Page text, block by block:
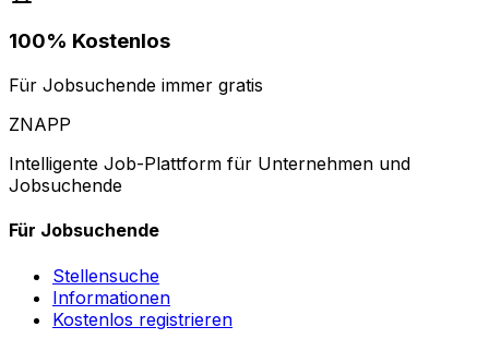
100% Kostenlos
Für Jobsuchende immer gratis
ZNAPP
Intelligente Job-Plattform für Unternehmen und
Jobsuchende
Für Jobsuchende
Stellensuche
Informationen
Kostenlos registrieren